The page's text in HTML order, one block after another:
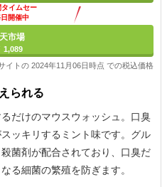
イムセー
開催中
市場
1,089
イトの 2024年11月06日時点 での税込価格
られる
だけのマウスウォッシュ。口臭
ッキリするミント味です。グル
菌剤が配合されており、口臭だ
る細菌の繁殖を防ぎます。